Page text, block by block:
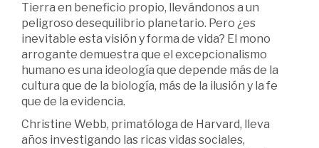
Tierra en beneficio propio, llevándonos a un
peligroso desequilibrio planetario. Pero ¿es
inevitable esta visión y forma de vida? El mono
arrogante demuestra que el excepcionalismo
humano es una ideología que depende más de la
cultura que de la biología, más de la ilusión y la fe
que de la evidencia.
Christine Webb, primatóloga de Harvard, lleva
años investigando las ricas vidas sociales,